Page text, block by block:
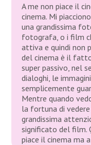
A me non piace il
cinema. Mi
una grandissima
fotografa, o i film
attiva e quindi non
del cinema è il
super passivo, nel
dialoghi, le
semplicemente
Mentre quando
la fortuna di
grandissima
significato del film.
piace il cinema ma